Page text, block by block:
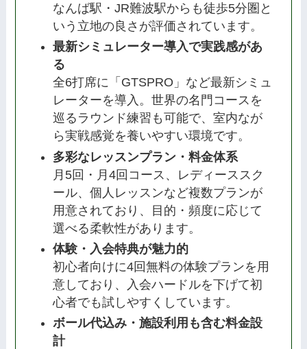
なんば駅・JR難波駅からも徒歩5分圏と
いう立地の良さが評価されています。
最新シミュレーター導入で実践感があ
る
全6打席に「GTSPRO」など最新シミュ
レーターを導入。世界の名門コースを
巡るラウンド練習も可能で、室内なが
ら実戦感覚を養いやすい環境です。
多彩なレッスンプラン・料金体系
月5回・月4回コース、レディーススク
ール、個人レッスンなど複数プランが
用意されており、目的・頻度に応じて
選べる柔軟性があります。
体験・入会特典が魅力的
初心者向けに4回無料の体験プランを用
意しており、入会ハードルを下げて初
心者でも試しやすくしています。
ボール代込み・施設利用も含む料金設
計